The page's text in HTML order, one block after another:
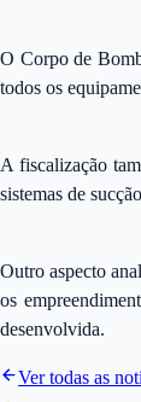
O Corpo de
todos os
A fiscalização
sistemas de
Outro aspecto
os
desenvolvida.
Ver todas as